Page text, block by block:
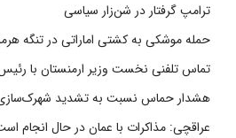
ترامپ گرفتار در شن‌زار سیاسی
حمله موشکی به کشتی اماراتی در تنگه
تماس تلفنی نخست وزیر ارمنستان با
هشدار حماس نسبت به تشدید
عراقچی: مذاکرات با عمان در حال انجام